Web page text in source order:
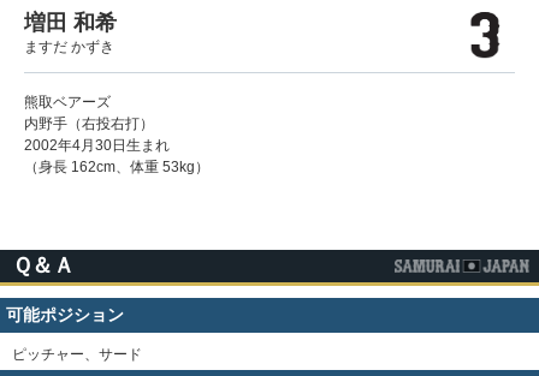
増田 和希
ますだ かずき
熊取ベアーズ
内野手（右投右打）
2002年4月30日生まれ
（身長 162cm、体重 53kg）
Ｑ＆Ａ
可能ポジション
ピッチャー、サード